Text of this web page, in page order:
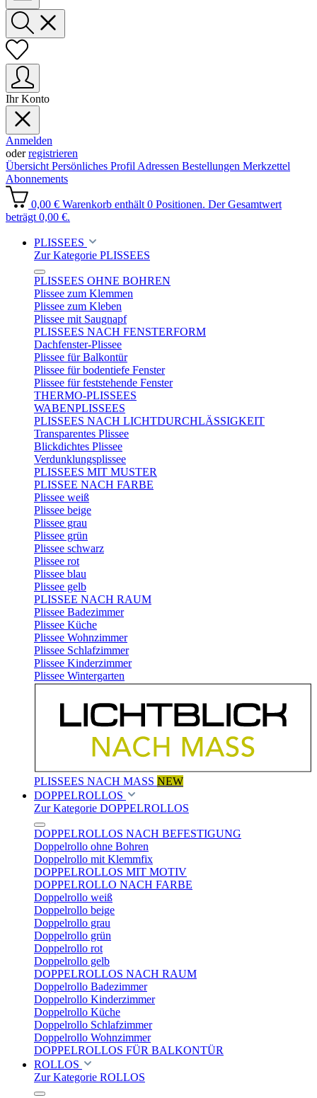
Ihr Konto
Anmelden
oderregistrieren
Übersicht Persönliches Profil Adressen Bestellungen Merkzettel
Abonnements
0,00 € Warenkorb enthält 0 Positionen. Der Gesamtwert
beträgt 0,00 €.
PLISSEES
Zur Kategorie PLISSEES
PLISSEES OHNE BOHREN
Plissee zum Klemmen
Plissee zum Kleben
Plissee mit Saugnapf
PLISSEES NACH FENSTERFORM
Dachfenster-Plissee
Plissee für Balkontür
Plissee für bodentiefe Fenster
Plissee für feststehende Fenster
THERMO-PLISSEES
WABENPLISSEES
PLISSEES NACH LICHTDURCHLÄSSIGKEIT
Transparentes Plissee
Blickdichtes Plissee
Verdunklungsplissee
PLISSEES MIT MUSTER
PLISSEE NACH FARBE
Plissee weiß
Plissee beige
Plissee grau
Plissee grün
Plissee schwarz
Plissee rot
Plissee blau
Plissee gelb
PLISSEE NACH RAUM
Plissee Badezimmer
Plissee Küche
Plissee Wohnzimmer
Plissee Schlafzimmer
Plissee Kinderzimmer
Plissee Wintergarten
PLISSEES NACH MASS NEW
DOPPELROLLOS
Zur Kategorie DOPPELROLLOS
DOPPELROLLOS NACH BEFESTIGUNG
Doppelrollo ohne Bohren
Doppelrollo mit Klemmfix
DOPPELROLLOS MIT MOTIV
DOPPELROLLO NACH FARBE
Doppelrollo weiß
Doppelrollo beige
Doppelrollo grau
Doppelrollo grün
Doppelrollo rot
Doppelrollo gelb
DOPPELROLLOS NACH RAUM
Doppelrollo Badezimmer
Doppelrollo Kinderzimmer
Doppelrollo Küche
Doppelrollo Schlafzimmer
Doppelrollo Wohnzimmer
DOPPELROLLOS FÜR BALKONTÜR
ROLLOS
Zur Kategorie ROLLOS